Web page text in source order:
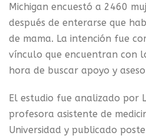
Michigan encuestó a 2460
después de enterarse que
de mama. La intención fue
vínculo que encuentran con
hora de buscar apoyo y
El estudio fue analizado por
profesora asistente de
Universidad y publicado